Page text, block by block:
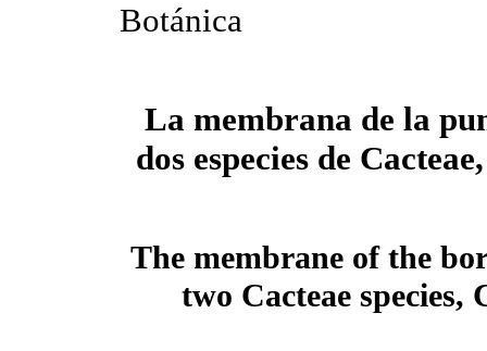
Botánica
La membrana de la
dos especies de
The membrane of the
two Cacteae species,